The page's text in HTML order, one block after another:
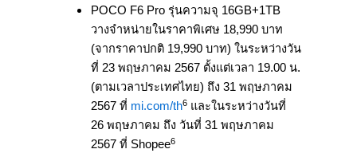
POCO F6 Pro รุ่นความจุ 16GB+1TB
วางจำหน่ายในราคาพิเศษ 18,990 บาท
(จากราคาปกติ 19,990 บาท) ในระหว่างวัน
ที่ 23 พฤษภาคม 2567 ตั้งแต่เวลา 19.00 น.
(ตามเวลาประเทศไทย) ถึง 31 พฤษภาคม
2567 ที่ mi.com/th6และในระหว่างวันที่
26 พฤษภาคม ถึง วันที่ 31 พฤษภาคม
2567 ที่ Shopee6